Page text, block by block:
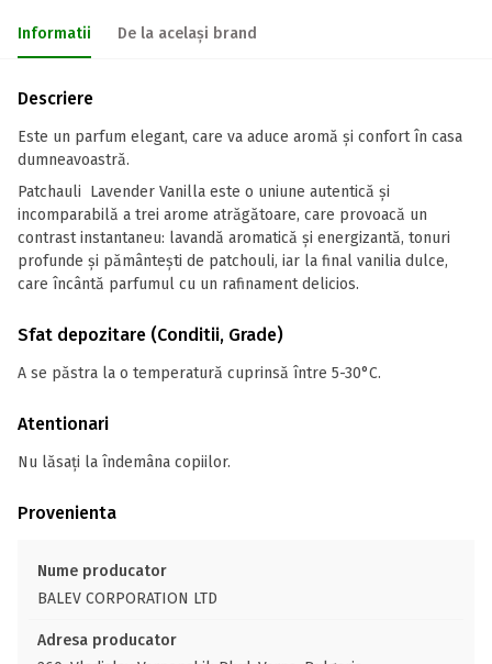
Informatii De la același brand
Descriere
Este un parfum elegant, care va aduce aromă și confort în casa
dumneavoastră.
Patchauli Lavender Vanilla este o uniune autentică și
incomparabilă a trei arome atrăgătoare, care provoacă un
contrast instantaneu: lavandă aromatică și energizantă, tonuri
profunde și pământești de patchouli, iar la final vanilia dulce,
care încântă parfumul cu un rafinament delicios.
Sfat depozitare (Conditii, Grade)
A se păstra la o temperatură cuprinsă între 5-30°C.
Atentionari
Nu lăsați la îndemâna copiilor.
Provenienta
Nume producator
BALEV CORPORATION LTD
Adresa producator